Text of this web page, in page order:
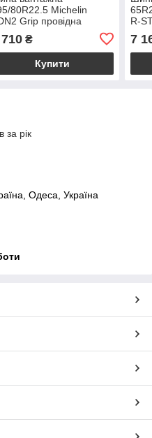
80R22.5 Michelin
Grip провідна
₴
Купити
R-
7
за рік
Одеса, Україна